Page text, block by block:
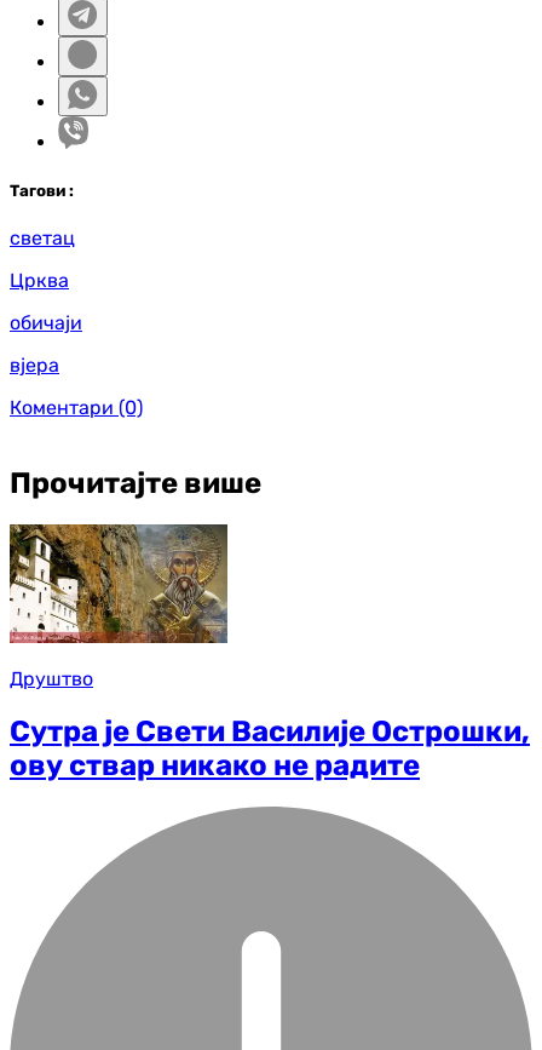
Тагови :
светац
Црква
обичаји
вјера
Коментари (0)
Прочитајте више
Друштво
Сутра је Свети Василије Острошки,
ову ствар никако не радите